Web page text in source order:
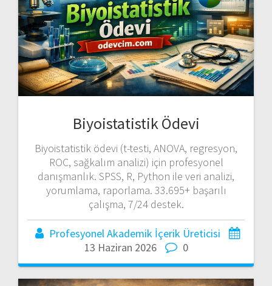
Biyoistatistik Ödevi
Biyoistatistik ödevi (t-testi, ANOVA, regresyon,
ROC, sağkalım analizi) için profesyonel
danışmanlık. SPSS, R, Python ile veri analizi,
yorumlama, raporlama. 33.695+ başarılı
çalışma, 7/24 destek.
Profesyonel Akademik İçerik Üreticisi
13 Haziran 2026
0